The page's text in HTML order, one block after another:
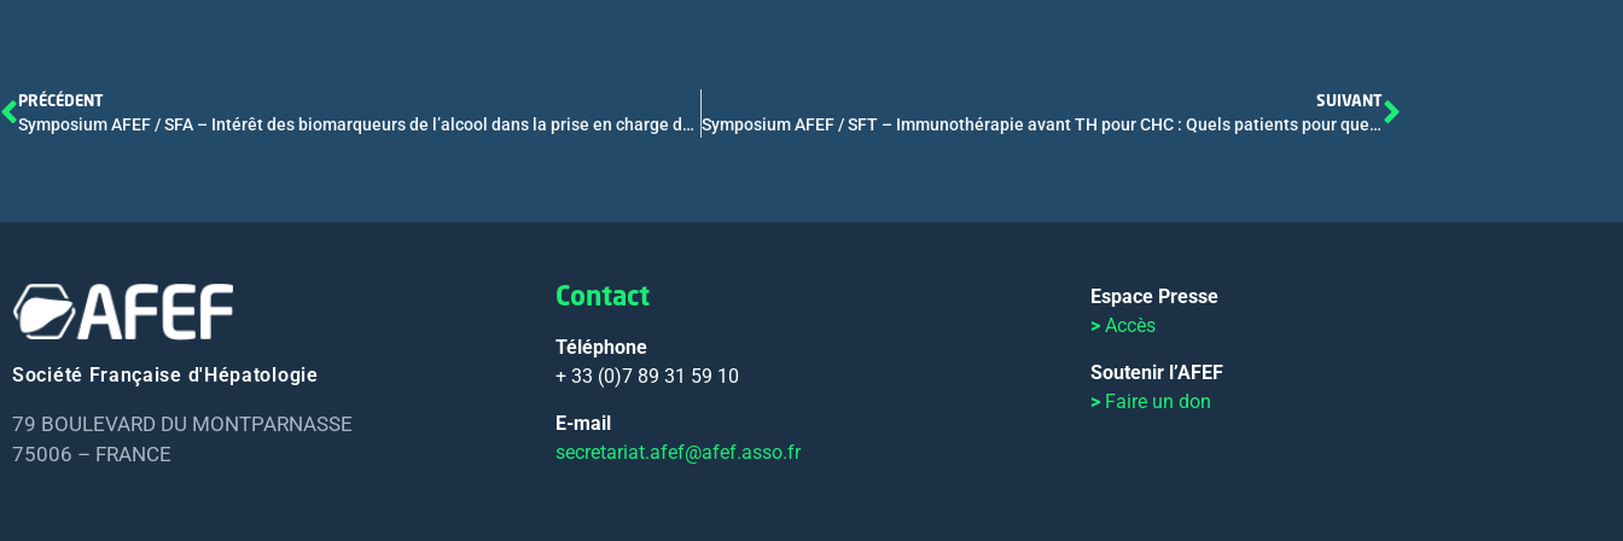
PRÉCÉDENT
Symposium AFEF / SFA – Intérêt des biomarqueurs de l’alcool dans la prise en charge des stéatopathies et en transplantation hépatique
SUIVANT
Symposium AFEF / SFT – Immunothérapie avant TH pour CHC : Quels patients pour quels risques ?
Société Française d'Hépatologie
79 BOULEVARD DU MONTPARNASSE
75006 – FRANCE
Contact
Téléphone
+ 33 (0)7 89 31 59 10
E-mail
secretariat.afef@afef.asso.fr
Espace Presse
>Accès
Soutenir l’AFEF
> Faire un don